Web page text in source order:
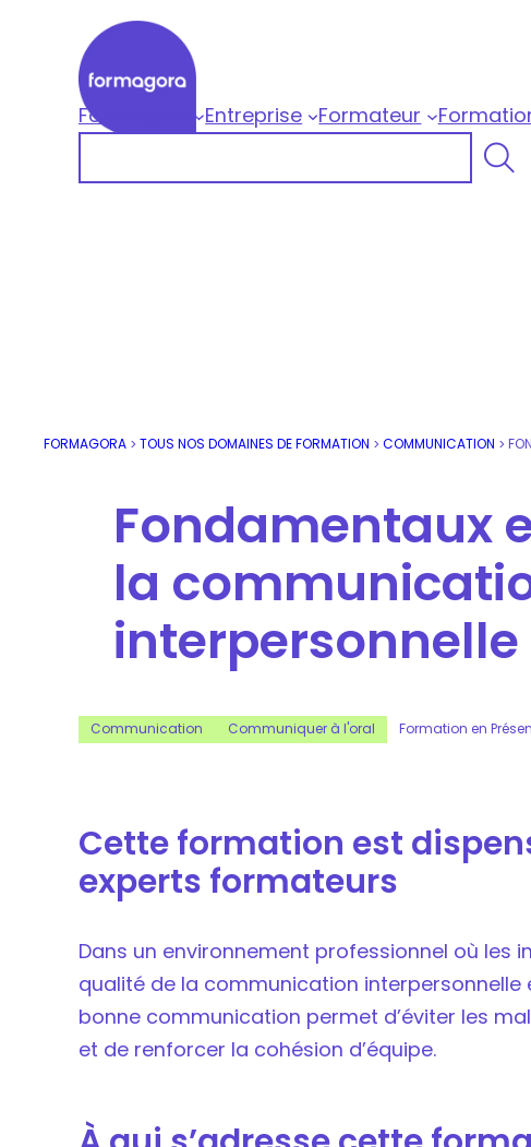
contenu
Formagora
Formagora Entreprise Formateur
FORMAGORA > TOUS NOS DOMAINES DE FORMATION > COMMUNICATION >
Fondamentaux
la
interpersonnelle
Communication Communiquer à l'oral Formation en
Cette formation est
experts formateurs
Dans un environnement professionnel où les
qualité de la communication interpersonnelle
bonne communication permet d’éviter les
et de renforcer la cohésion d’équipe.